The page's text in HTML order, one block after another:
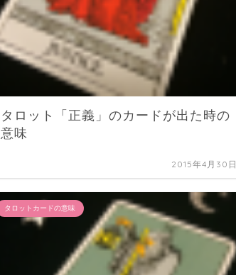
タロット「正義」のカードが出た時の
意味
2015年4月30日
タロットカードの意味